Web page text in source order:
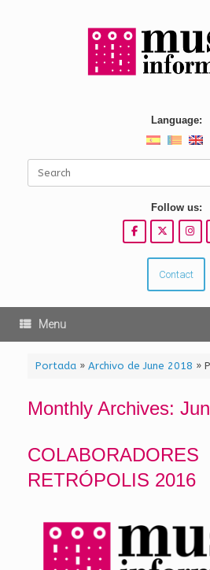
Language:
Follow us:
Contact
Menu
Portada» Archivo de June 2018 »
Monthly Archives:
COLABORADORES
RETRÓPOLIS 2016